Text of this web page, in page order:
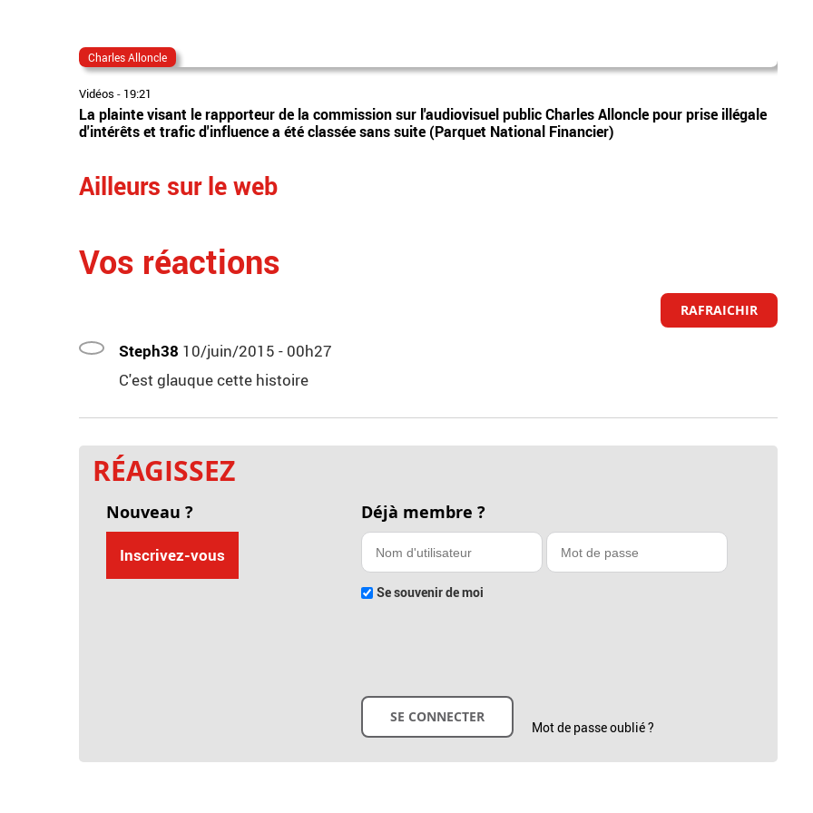
Charles Alloncle
Vidéos - 19:21
La plainte visant le rapporteur de la commission sur l'audiovisuel public Charles Alloncle pour prise illégale
d'intérêts et trafic d'influence a été classée sans suite (Parquet National Financier)
Ailleurs sur le web
Vos réactions
RAFRAICHIR
Steph38 10/juin/2015 - 00h27
C'est glauque cette histoire
RÉAGISSEZ
Nouveau ?
Inscrivez-vous
Déjà membre ?
Se souvenir de moi
Mot de passe oublié ?